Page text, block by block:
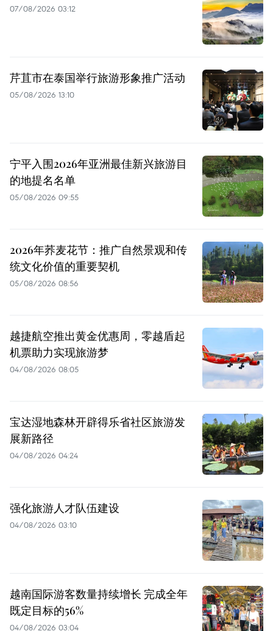
07/08/2026 03:12
芹苴市在泰国举行旅游形象推广活动
05/08/2026 13:10
宁平入围2026年亚洲最佳新兴旅游目
的地提名名单
05/08/2026 09:55
2026年荞麦花节：推广自然景观和传
统文化价值的重要契机
05/08/2026 08:56
越捷航空推出黄金优惠周，零越盾起
机票助力实现旅游梦
04/08/2026 08:05
宝达湿地森林开辟得乐省社区旅游发
展新路径
04/08/2026 04:24
强化旅游人才队伍建设
04/08/2026 03:10
越南国际游客数量持续增长 完成全年
既定目标的56%
04/08/2026 03:04